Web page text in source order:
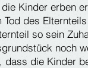
Kinder erben
des
so sein
noch
dass die Kinder